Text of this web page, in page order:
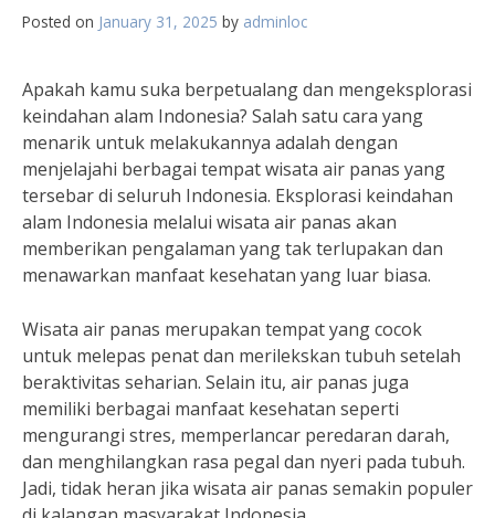
Posted on January 31, 2025 by adminloc
Apakah kamu suka berpetualang dan mengeksplorasi
keindahan alam Indonesia? Salah satu cara yang
menarik untuk melakukannya adalah dengan
menjelajahi berbagai tempat wisata air panas yang
tersebar di seluruh Indonesia. Eksplorasi keindahan
alam Indonesia melalui wisata air panas akan
memberikan pengalaman yang tak terlupakan dan
menawarkan manfaat kesehatan yang luar biasa.
Wisata air panas merupakan tempat yang cocok
untuk melepas penat dan merilekskan tubuh setelah
beraktivitas seharian. Selain itu, air panas juga
memiliki berbagai manfaat kesehatan seperti
mengurangi stres, memperlancar peredaran darah,
dan menghilangkan rasa pegal dan nyeri pada tubuh.
Jadi, tidak heran jika wisata air panas semakin populer